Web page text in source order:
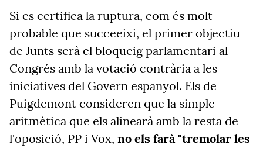
Si es certifica la ruptura, com és molt
probable que succeeixi, el primer objectiu
de Junts serà el bloqueig parlamentari al
Congrés amb la votació contrària a les
iniciatives del Govern espanyol. Els de
Puigdemont consideren que la simple
aritmètica que els alinearà amb la resta de
l'oposició, PP i Vox, no els farà "tremolar les